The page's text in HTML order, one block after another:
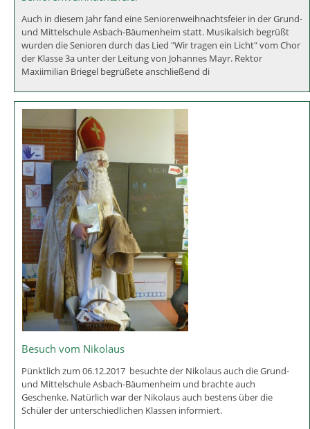
Seniorenweihnachtsfeier
Auch in diesem Jahr fand eine Seniorenweihnachtsfeier in der Grund-
und Mittelschule Asbach-Bäumenheim statt. Musikalsich begrüßt
wurden die Senioren durch das Lied "Wir tragen ein Licht" vom Chor
der Klasse 3a unter der Leitung von Johannes Mayr. Rektor
Maxiimilian Briegel begrüßete anschließend di